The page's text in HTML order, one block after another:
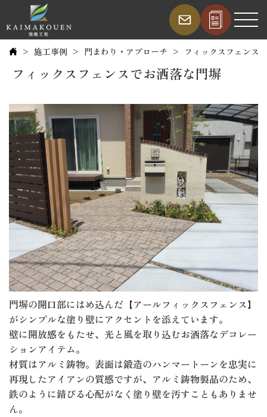
施工事例 門まわり・アプローチ フィックスフェン
フィックスフェンスでお洒落な門塀
門塀の開口部にはめ込んだ【アールフィックスフェンス】
がシンプルな塗り壁にアクセントを添えています。
壁に開放感をもたせ、光と風を取り込むお洒落なデコレー
ションアイテム。
材質はアルミ鋳物。表面は鍛造のハンマートーンを忠実に
再現したアイアンの質感ですが、アルミ鋳物製品のため、
鉄のように錆びる心配がなく塗り壁を汚すこともありませ
ん。